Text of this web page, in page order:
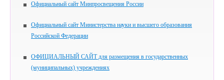
Официальный сайт Минпросвещения России
Официальный сайт Министерства науки и высшего образования
Российской Федерации
ОФИЦИАЛЬНЫЙ САЙТ для размещения в государственных
(муниципальных) учреждениях